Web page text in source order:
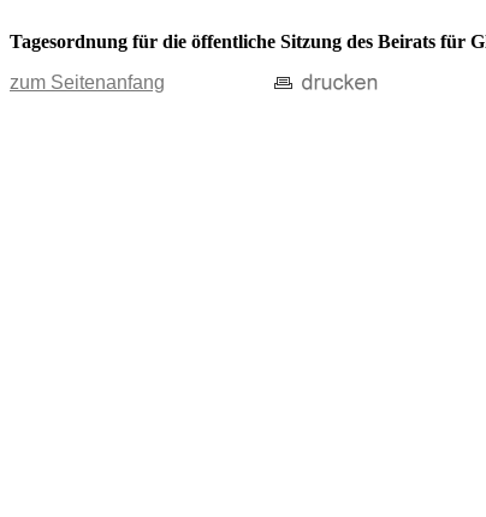
Tagesordnung für die öffentliche Sitzung des Beirats für
zum Seitenanfang